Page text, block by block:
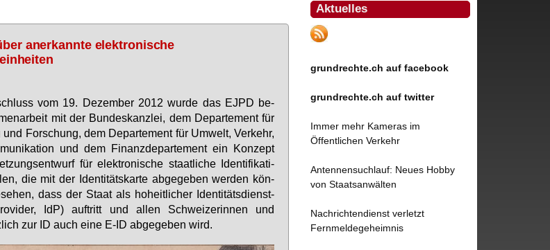
anerkannte elektronische
vom 19. De­zem­ber 2012 wur­de das EJPD be­
mit der Bun­des­kanz­lei, dem De­par­te­ment für
For­schung, dem De­par­te­ment für Um­welt, Ver­kehr,
und dem Fi­nanz­de­par­te­ment ein Kon­zept
für elek­tro­ni­sche staat­li­che Iden­ti­fi­ka­ti­
die mit der Iden­ti­täts­kar­te ab­ge­ge­ben wer­den kön­
dass der Staat als ho­heit­li­cher Iden­ti­täts­dienst­
IdP) auf­tritt und al­len Schwei­ze­rin­nen und
zur ID auch ei­ne E-ID ab­ge­ge­ben wird.
Aktuelles
grundrechte.ch auf facebook
grundrechte.ch auf twitter
Immer mehr Kameras im
Öffentlichen Verkehr
Antennensuchlauf: Neues Hobby
von Staatsanwälten
Nachrichtendienst verletzt
Fernmeldegeheimnis